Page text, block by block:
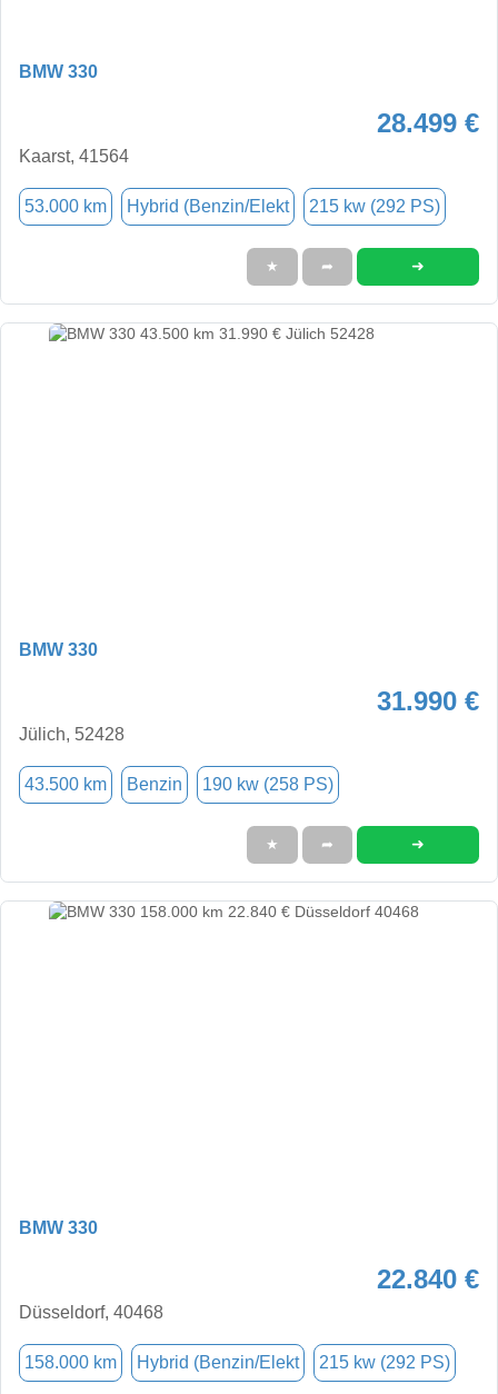
BMW 330
28.499 €
Kaarst, 41564
53.000 km Hybrid (Benzin/Elekt 215 kw (292 PS)
★ ➦ ➜
BMW 330
31.990 €
Jülich, 52428
43.500 km Benzin 190 kw (258 PS)
★ ➦ ➜
BMW 330
22.840 €
Düsseldorf, 40468
158.000 km Hybrid (Benzin/Elekt 215 kw (292 PS)